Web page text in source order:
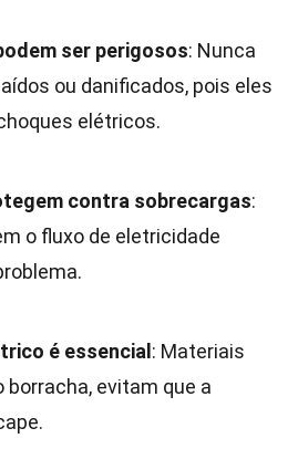
ser perigosos: Nunca
ou danificados, pois eles
elétricos.
contra sobrecargas:
o fluxo de eletricidade
é essencial : Materiais
borracha, evitam que a